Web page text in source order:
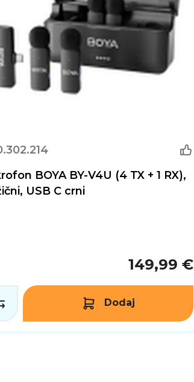
BOYA BY-V4U (4 TX + 1 RX),
USB C crni
149,99 €
Dodaj